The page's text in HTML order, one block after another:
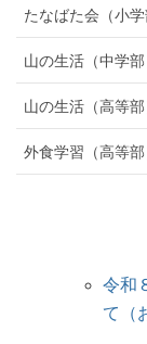
たなばた会（小学
山の生活（中学部
山の生活（高等部
外食学習（高等部
令和
て（